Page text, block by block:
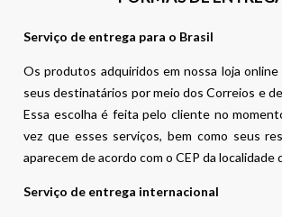
Serviço de entrega para o Brasil
Os produtos adquiridos em nossa loja online
seus destinatários por meio dos Correios e
Essa escolha é feita pelo cliente no
vez que esses serviços, bem como seus
aparecem de acordo com o CEP da localidade
Serviço de entrega internacional